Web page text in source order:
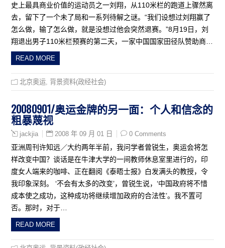
史上最具商业价值的运动员之一刘翔，从110米栏的跑道上骤然离
去，留下了一个未了局和一系列待解之谜。“我们设想过刘翔赢了
怎么做，输了怎么做，就是没想过他会突然退赛。”8月19日，刘
翔退出男子110米栏预赛的第二天，一家中国国家田径队赞助商…
READ MORE
北京奥运 背景资料(政经社会)
20080901/奥运金牌的另一面：个人和信念的
粗暴蔑视
jackjia 2008 年 09 月 01 日 0 Comments
亚洲周刊许知远／大约两年半前，我问学者曾锐生，奥运会将怎
样改变中国？谈话是在牛津大学的一间教师休息室里进行的，印
度女人端来的咖啡、正在翻阅《泰晤士报》白发满头的教授，令
我印象深刻。 ‘不会有太多的改变’，曾锐生说，‘中国政府将不惜
成本使之成功，这种成功将继续增加政府的合法性’。我不置可
否。那时，对于…
READ MORE